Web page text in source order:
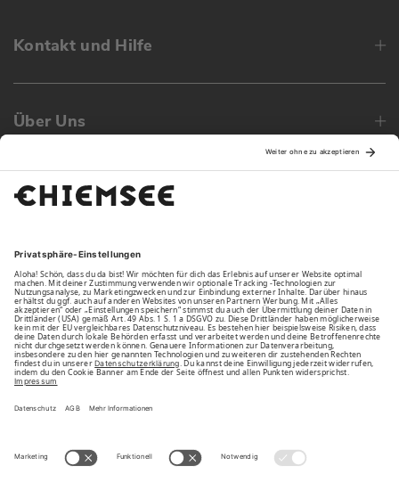
Kontakt und Hilfe
Über Uns
Family
Unsere Vorteile
Unsere Partner